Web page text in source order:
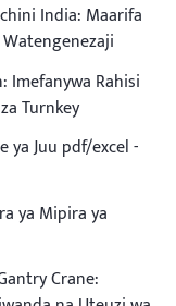
India: Maarifa
Imefanywa Rahisi
Turnkey
ya Juu pdf/excel -
ya Mipira ya
Crane: